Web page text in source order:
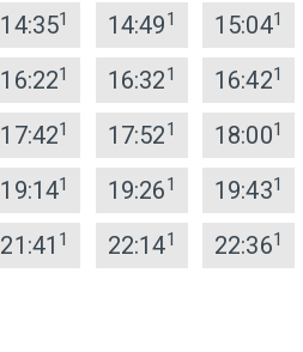
14:351 14:491 15:041
16:221 16:321 16:421
17:421 17:521 18:001
19:141 19:261 19:431
21:41 1 22:141 22:361